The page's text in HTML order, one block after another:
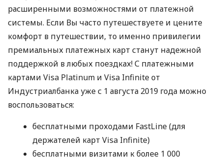
расширенными возможностями от платежной
системы. Если Вы часто путешествуете и цените
комфорт в путешествии, то именно привилегии
премиальных платежных карт станут надежной
поддержкой в любых поездках! С платежными
картами Visa Platinum и Visa Infinite от
Индустриалбанка уже с 1 августа 2019 года можно
воспользоваться:
бесплатными проходами FastLine (для
держателей карт Visa Infinite)
бесплатными визитами к более 1 000